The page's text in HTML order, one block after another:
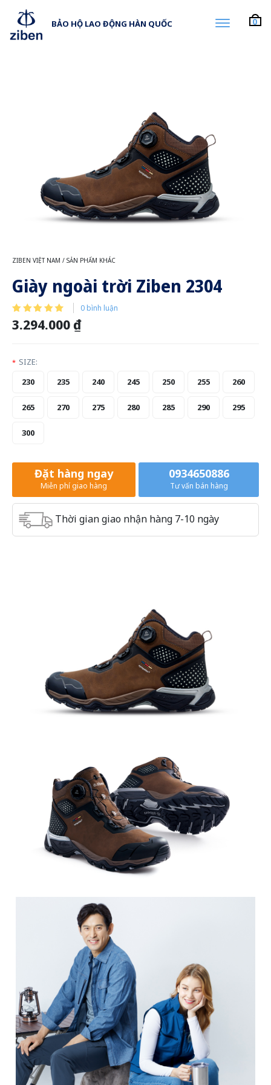
BẢO HỘ LAO ĐỘNG HÀN QUỐC 0
ZIBEN VIỆT NAM / SẢN PHẨM KHÁC
Giày ngoài trời Ziben 2304
0 bình luận
3.294.000 ₫
* SIZE:
230
235 240 245 250 255 260
265 270 275 280 285 290 295
300
Đặt hàng ngay
Miễn phí giao hàng
0934650886
Tư vấn bán hàng
Thời gian giao nhận hàng 7-10 ngày